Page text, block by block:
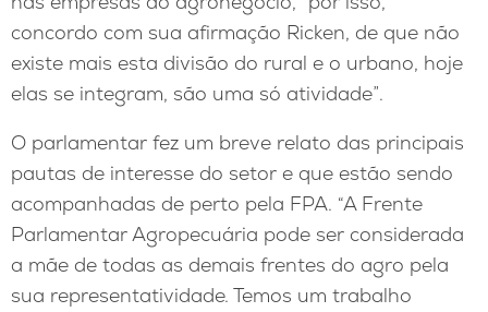
concordo com sua afirmação Ricken, de que não
existe mais esta divisão do rural e o urbano, hoje
elas se integram, são uma só atividade”.
O parlamentar fez um breve relato das principais
pautas de interesse do setor e que estão sendo
acompanhadas de perto pela FPA. “A Frente
Parlamentar Agropecuária pode ser considerada
a mãe de todas as demais frentes do agro pela
sua representatividade. Temos um trabalho